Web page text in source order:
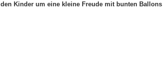
Kinder um eine kleine Freude mit bunten Ballons